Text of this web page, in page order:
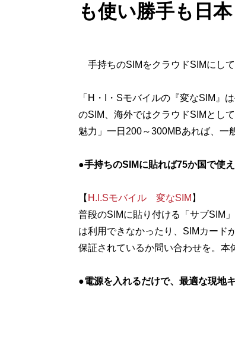
も使い勝手も日
手持ちのSIMをクラウドSIMにして
「H・I・Sモバイルの『変なSIM』
のSIM、海外ではクラウドSIMとし
魅力」一日200～300MBあれば、一
●手持ちのSIMに貼れば75か国で使
【 H.I.Sモバイル 変なSIM 】
普段のSIMに貼り付ける「サブSIM
は利用できなかったり、SIMカード
保証されているか問い合わせを。本
●電源を入れるだけで、最適な現地